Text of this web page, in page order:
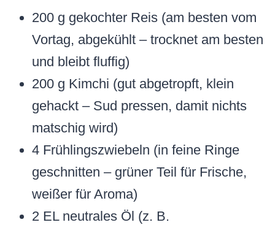
200 g gekochter Reis (am besten vom
Vortag, abgekühlt – trocknet am besten
und bleibt fluffig)
200 g Kimchi (gut abgetropft, klein
gehackt – Sud pressen, damit nichts
matschig wird)
4 Frühlingszwiebeln (in feine Ringe
geschnitten – grüner Teil für Frische,
weißer für Aroma)
2 EL neutrales Öl (z. B.